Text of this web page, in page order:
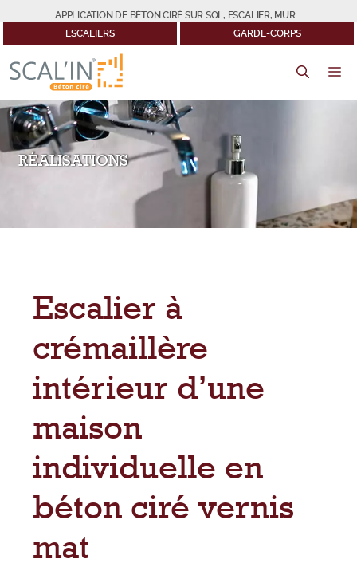
au
contenu
APPLICATION DE BÉTON CIRÉ SUR SOL, ESCALIER, MUR...
ESCALIERS
GARDE-CORPS
RÉALISATIONS
Escalier à
crémaillère
intérieur d’une
maison
individuelle en
béton ciré vernis
mat